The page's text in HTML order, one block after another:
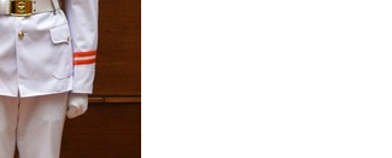
THÔNG CÁO BÁO CHÍ VỀ
sản Hà Tĩnh chinh phục
và tiêu dùng bền vững,
các Công đoàn cơ sở trực
sản phẩm OCOP Hà Tĩnh
núi Hà Tĩnh
III, nhiệm kỳ 2020 -